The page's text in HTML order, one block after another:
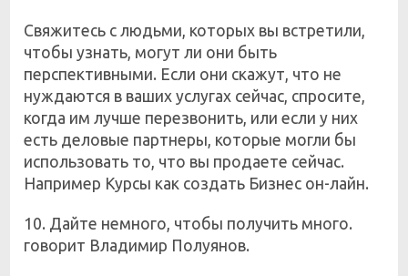
Свяжитесь с людьми, которых вы встретили,
чтобы узнать, могут ли они быть
перспективными. Если они скажут, что не
нуждаются в ваших услугах сейчас, спросите,
когда им лучше перезвонить, или если у них
есть деловые партнеры, которые могли бы
использовать то, что вы продаете сейчас.
Например Курсы как создать Бизнес он-лайн.
10. Дайте немного, чтобы получить много.
говорит Владимир Полуянов.